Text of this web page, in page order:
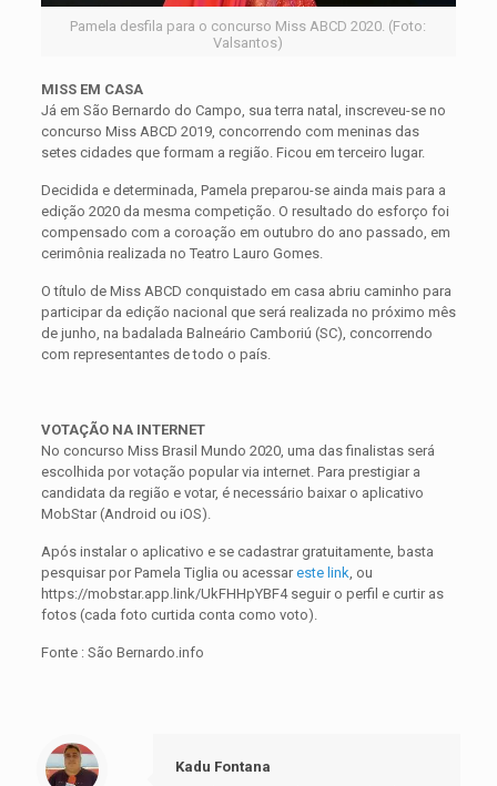
Pamela desfila para o concurso Miss ABCD 2020. (Foto:
Valsantos)
MISS EM CASA
Já em São Bernardo do Campo, sua terra natal, inscreveu-se no
concurso Miss ABCD 2019, concorrendo com meninas das
setes cidades que formam a região. Ficou em terceiro lugar.
Decidida e determinada, Pamela preparou-se ainda mais para a
edição 2020 da mesma competição. O resultado do esforço foi
compensado com a coroação em outubro do ano passado, em
cerimônia realizada no Teatro Lauro Gomes.
O título de Miss ABCD conquistado em casa abriu caminho para
participar da edição nacional que será realizada no próximo mês
de junho, na badalada Balneário Camboriú (SC), concorrendo
com representantes de todo o país.
VOTAÇÃO NA INTERNET
No concurso Miss Brasil Mundo 2020, uma das finalistas será
escolhida por votação popular via internet. Para prestigiar a
candidata da região e votar, é necessário baixar o aplicativo
MobStar (Android ou iOS).
Após instalar o aplicativo e se cadastrar gratuitamente, basta
pesquisar por Pamela Tiglia ou acessareste link, ou
https://mobstar.app.link/UkFHHpYBF4 seguir o perfil e curtir as
fotos (cada foto curtida conta como voto).
Fonte : São Bernardo.info
Kadu Fontana